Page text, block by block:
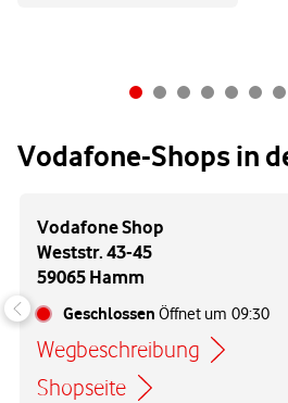
Vodafone-Shops in
Vodafone Shop
Weststr. 43-45
59065 Hamm
Geschlossen Öffnet um 09:30
Wegbeschreibung
Link öffnet in einem neuen
Shopseite